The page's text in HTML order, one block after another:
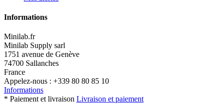
Informations
Minilab.fr
Minilab Supply sarl
1751 avenue de Genève
74700 Sallanches
France
Appelez-nous : +339 80 80 85 10
Informations
* Paiement et livraison Livraison et paiement